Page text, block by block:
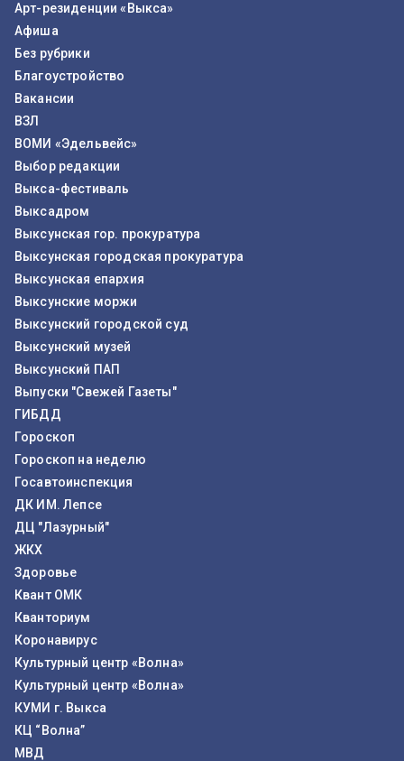
Арт-резиденции «Выкса»
Афиша
Без рубрики
Благоустройство
Вакансии
ВЗЛ
ВОМИ «Эдельвейс»
Выбор редакции
Выкса-фестиваль
Выксадром
Выксунская гор. прокуратура
Выксунская городская прокуратура
Выксунская епархия
Выксунские моржи
Выксунский городской суд
Выксунский музей
Выксунский ПАП
Выпуски "Свежей Газеты"
ГИБДД
Гороскоп
Гороскоп на неделю
Госавтоинспекция
ДК ИМ. Лепсе
ДЦ "Лазурный"
ЖКХ
Здоровье
Квант ОМК
Кванториум
Коронавирус
Культурный центр «Волна»
Культурный центр «Волна»
КУМИ г. Выкса
КЦ “Волна”
МВД